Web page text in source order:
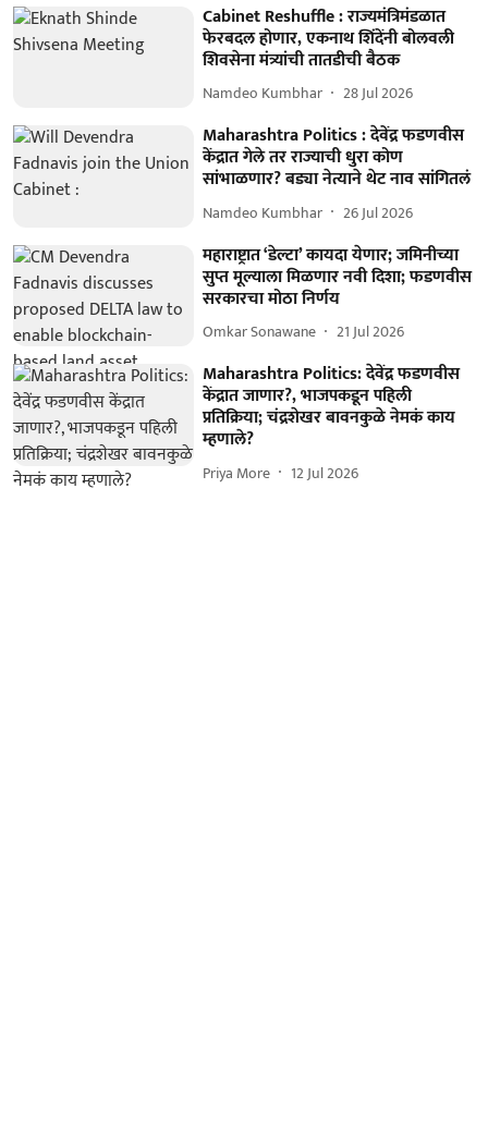
Cabinet Reshuffle : राज्यमंत्रिमंडळात
फेरबदल होणार, एकनाथ शिंदेंनी बोलवली
शिवसेना मंत्र्यांची तातडीची बैठक
Namdeo Kumbhar 28 Jul 2026
Maharashtra Politics : देवेंद्र फडणवीस
केंद्रात गेले तर राज्याची धुरा कोण
सांभाळणार? बड्या नेत्याने थेट नाव सांगितलं
Namdeo Kumbhar 26 Jul 2026
महाराष्ट्रात ‘डेल्टा’ कायदा येणार; जमिनीच्या
सुप्त मूल्याला मिळणार नवी दिशा; फडणवीस
सरकारचा मोठा निर्णय
Omkar Sonawane 21 Jul 2026
Maharashtra Politics: देवेंद्र फडणवीस
केंद्रात जाणार?, भाजपकडून पहिली
प्रतिक्रिया; चंद्रशेखर बावनकुळे नेमकं काय
म्हणाले?
Priya More 12 Jul 2026